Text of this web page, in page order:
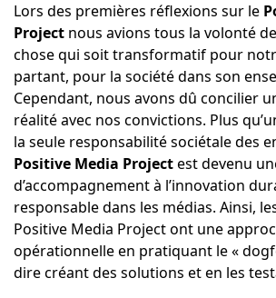
Lors des premières réflexions sur le
Projectnous avions tous la volonté
chose qui soit transformatif pour
partant, pour la société dans son
Cependant, nous avons dû concilier
réalité avec nos convictions. Plus
la seule responsabilité sociétale des
Positive Media Projectest devenu
d’accompagnement à l’innovation
responsable dans les médias. Ainsi,
Positive Media Project ont une
opérationnelle en pratiquant le «
dire créant des solutions et en les